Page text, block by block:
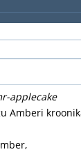
applecake
Amberi